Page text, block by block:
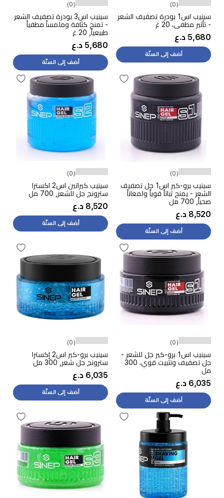
(0)
سينيب اس1 بودرة تصفيف الشعر
- تأثير مطفي، 20 غ
5,680 د.ع
أضف إلى السلّة
(0)
سينيب اس3 بودرة تصفيف الشعر
- تمنح كثافة وملمساً مطفياً
طبيعياً, 20 غ
5,680 د.ع
أضف إلى السلّة
(0)
سينيب برو-كير اس1 جل تصفيف
الشعر - يمنح ثباتاً قوياً ولمعاناً
صحياً, 700 مل
8,520 د.ع
أضف إلى السلّة
(0)
سينيب كيراتين اس2 اكسترا
سترونج جل للشعر, 700 مل
8,520 د.ع
أضف إلى السلّة
(0)
سينيب اس1 برو-كير جل للشعر -
جل تصفيف وتثبيت قوي، 300
مل
6,035 د.ع
أضف إلى السلّة
(0)
سينيب برو-كير اس2 إكسترا
سترونج جل شعر, 300 مل
6,035 د.ع
أضف إلى السلّة